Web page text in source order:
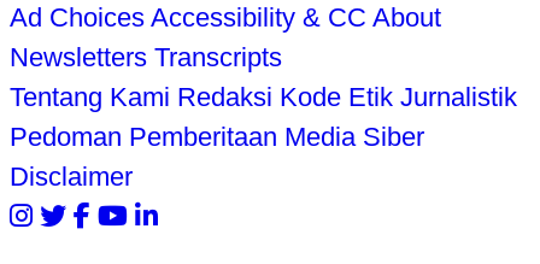
Ad Choices Accessibility & CC About
Newsletters Transcripts
Tentang Kami Redaksi Kode Etik Jurnalistik
Pedoman Pemberitaan Media Siber
Disclaimer